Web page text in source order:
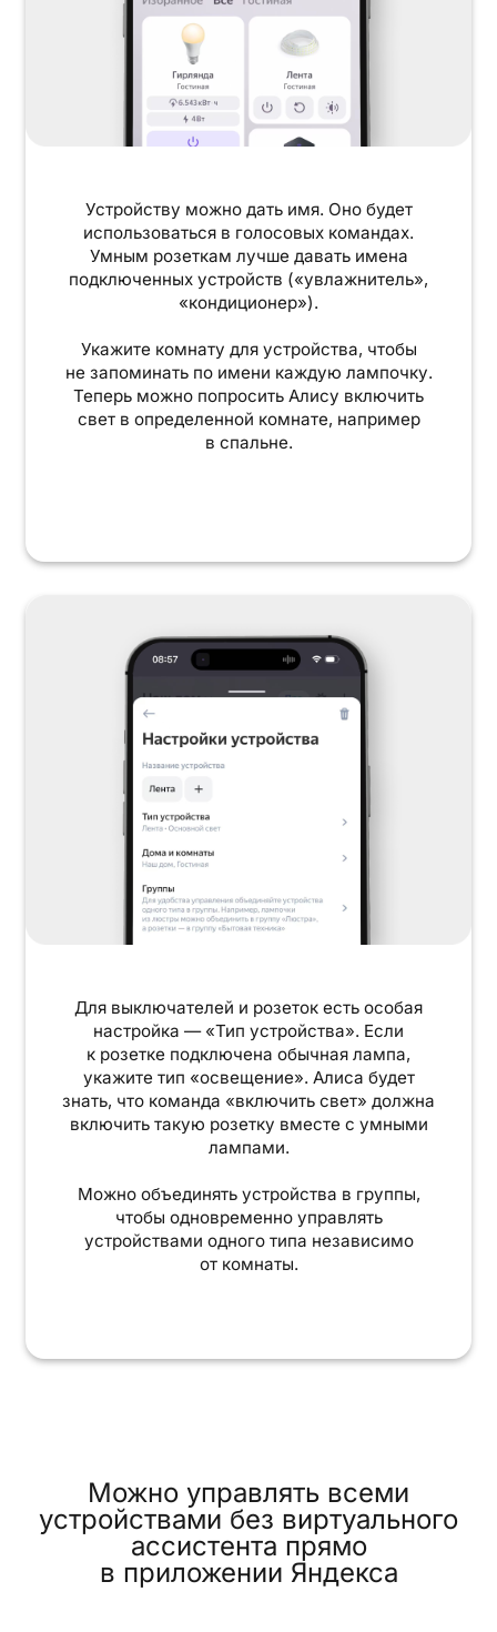
Устройству можно дать имя. Оно будет
использоваться в голосовых командах.
Умным розеткам лучше давать имена
подключенных устройств («увлажнитель»,
«кондиционер»).
Укажите комнату для устройства, чтобы
не запоминать по имени каждую лампочку.
Теперь можно попросить Алису включить
свет в определенной комнате, например
в спальне.
Для выключателей и розеток есть особая
настройка — «Тип устройства». Если
к розетке подключена обычная лампа,
укажите тип «освещение». Алиса будет
знать, что команда «включить свет» должна
включить такую розетку вместе с умными
лампами.
Можно объединять устройства в группы,
чтобы одновременно управлять
устройствами одного типа независимо
от комнаты.
Можно управлять всеми
устройствами без виртуального
ассистента прямо
в приложении Яндекса